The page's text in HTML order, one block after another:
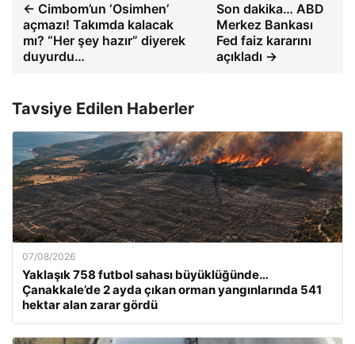
← Cimbom’un ‘Osimhen’
açmazı! Takımda kalacak
mı? “Her şey hazır” diyerek
duyurdu…
Son dakika… ABD
Merkez Bankası
Fed faiz kararını
açıkladı →
Tavsiye Edilen Haberler
07/08/2026
Yaklaşık 758 futbol sahası büyüklüğünde…
Çanakkale’de 2 ayda çıkan orman yangınlarında 541
hektar alan zarar gördü